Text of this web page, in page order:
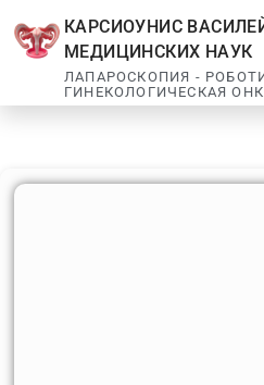
КАРСИОУНИС
МЕДИЦИНСКИХ НАУК
ЛАПАРОСКОПИЯ -
ГИНЕКОЛОГИЧЕСКАЯ